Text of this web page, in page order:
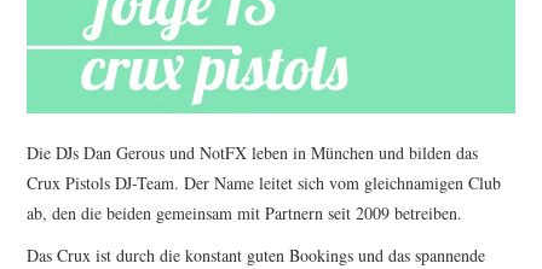
Die DJs Dan Gerous und NotFX leben in München und bilden das
Crux Pistols DJ-Team. Der Name leitet sich vom gleichnamigen Club
ab, den die beiden gemeinsam mit Partnern seit 2009 betreiben.
Das Crux ist durch die konstant guten Bookings und das spannende